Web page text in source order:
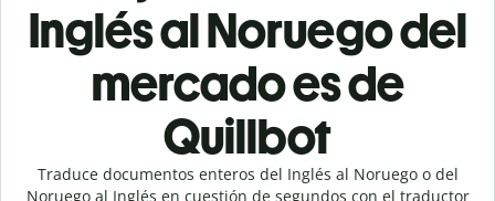
Inglés al Noruego del
mercado es de
Quillbot
Traduce documentos enteros del Inglés al Noruego o del
Noruego al Inglés en cuestión de segundos con el traductor